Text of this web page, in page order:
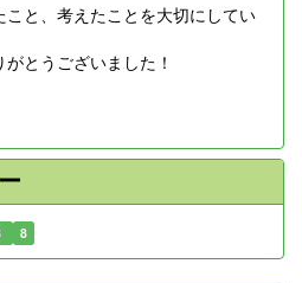
と、考えたことを大切にしてい
とうございました！
8